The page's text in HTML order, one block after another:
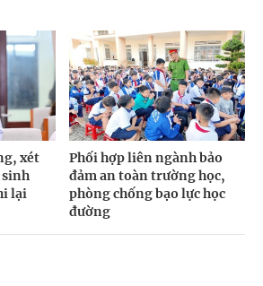
xét
lại
Phối hợp liên ngành bảo
đảm an toàn trường học,
phòng chống bạo lực học
đường